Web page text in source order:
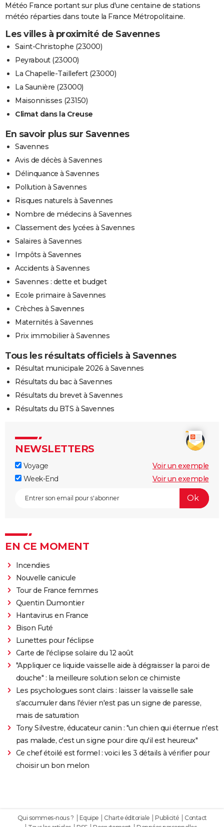
Météo France portant sur plus d'une centaine de stations
météo réparties dans toute la France Métropolitaine.
Les villes à proximité de Savennes
Saint-Christophe (23000)
Peyrabout (23000)
La Chapelle-Taillefert (23000)
La Saunière (23000)
Maisonnisses (23150)
Climat dans la Creuse
En savoir plus sur Savennes
Savennes
Avis de décès à Savennes
Délinquance à Savennes
Pollution à Savennes
Risques naturels à Savennes
Nombre de médecins à Savennes
Classement des lycées à Savennes
Salaires à Savennes
Impôts à Savennes
Accidents à Savennes
Savennes : dette et budget
Ecole primaire à Savennes
Crèches à Savennes
Maternités à Savennes
Prix immobilier à Savennes
Tous les résultats officiels à Savennes
Résultat municipale 2026 à Savennes
Résultats du bac à Savennes
Résultats du brevet à Savennes
Résultats du BTS à Savennes
NEWSLETTERS
Voyage
Voir un exemple
Week-End
Voir un exemple
EN CE MOMENT
Incendies
Nouvelle canicule
Tour de France femmes
Quentin Dumontier
Hantavirus en France
Bison Futé
Lunettes pour l'éclipse
Carte de l'éclipse solaire du 12 août
"Appliquer ce liquide vaisselle aide à dégraisser la paroi de
douche" : la meilleure solution selon ce chimiste
Les psychologues sont clairs : laisser la vaisselle sale
s'accumuler dans l'évier n'est pas un signe de paresse,
mais de saturation
Tony Silvestre, éducateur canin : "un chien qui éternue n'est
pas malade, c'est un signe pour dire qu'il est heureux"
Ce chef étoilé est formel : voici les 3 détails à vérifier pour
choisir un bon melon
Qui sommes-nous ? Equipe Charte éditoriale Publicité
Contact